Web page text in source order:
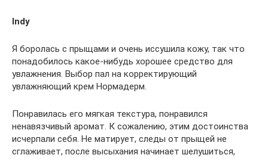
Indy
Я боролась с прыщами и очень иссушила кожу, так что
понадобилось какое-нибудь хорошее средство для
увлажнения. Выбор пал на корректирующий
увлажняющий крем Нормадерм.
Понравилась его мягкая текстура, понравился
ненавязчивый аромат. К сожалению, этим достоинства
исчерпали себя. Не матирует, следы от прыщей не
сглаживает, после высыхания начинает шелушиться,